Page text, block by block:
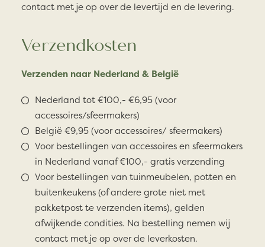
contact met je op over de levertijd en de levering.
Verzendkosten
Verzenden naar Nederland & België
Nederland tot €100,- €6,95 (voor
accessoires/sfeermakers)
België €9,95 (voor accessoires/ sfeermakers)
Voor bestellingen van accessoires en sfeermakers
in Nederland vanaf €100,- gratis verzending
Voor bestellingen van tuinmeubelen, potten en
buitenkeukens (of andere grote niet met
pakketpost te verzenden items), gelden
afwijkende condities. Na bestelling nemen wij
contact met je op over de leverkosten.